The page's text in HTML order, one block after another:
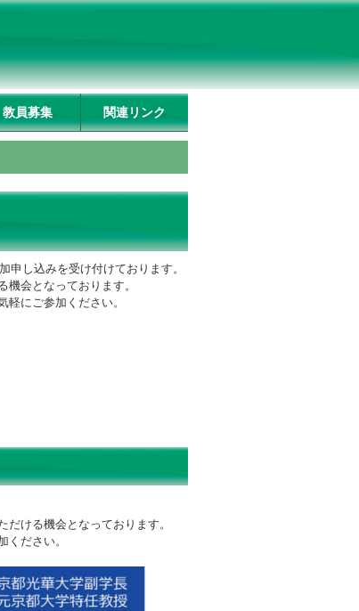
教員募集 関連リンク
申し込みを受け付けております。
会となっております。
軽にご参加ください。
ける機会となっております。
ください。